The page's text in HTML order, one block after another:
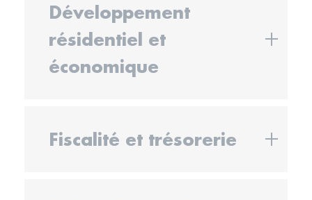
Développement
résidentiel et
économique
Fiscalité et trésorerie